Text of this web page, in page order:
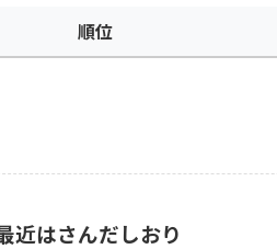
順位
近はさんだしおり